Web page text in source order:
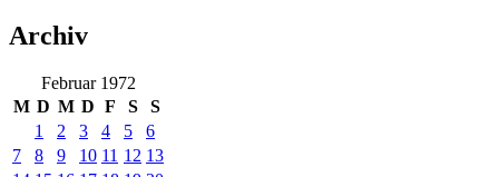
Archiv
Februar 1972
M D M D F S
S
1
2 3 4 5
6
7
8 9 10 11 12 13